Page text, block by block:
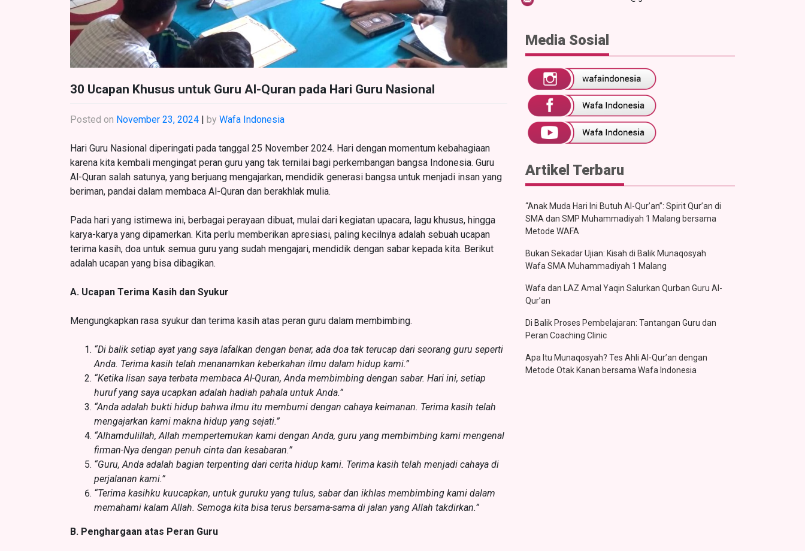
30 Ucapan Khusus untuk Guru Al-Quran pada Hari Guru Nasional
Posted on November 23, 2024 | by Wafa Indonesia
Hari Guru Nasional diperingati pada tanggal 25 November 2024. Hari dengan momentum kebahagiaan
karena kita kembali mengingat peran guru yang tak ternilai bagi perkembangan bangsa Indonesia. Guru
Al-Quran salah satunya, yang berjuang mengajarkan, mendidik generasi bangsa untuk menjadi insan yang
beriman, pandai dalam membaca Al-Quran dan berakhlak mulia.
Pada hari yang istimewa ini, berbagai perayaan dibuat, mulai dari kegiatan upacara, lagu khusus, hingga
karya-karya yang dipamerkan. Kita perlu memberikan apresiasi, paling kecilnya adalah sebuah ucapan
terima kasih, doa untuk semua guru yang sudah mengajari, mendidik dengan sabar kepada kita. Berikut
adalah ucapan yang bisa dibagikan.
A. Ucapan Terima Kasih dan Syukur
Mengungkapkan rasa syukur dan terima kasih atas peran guru dalam membimbing.
“Di balik setiap ayat yang saya lafalkan dengan benar, ada doa tak terucap dari seorang guru seperti
Anda. Terima kasih telah menanamkan keberkahan ilmu dalam hidup kami.”
“Ketika lisan saya terbata membaca Al-Quran, Anda membimbing dengan sabar. Hari ini, setiap
huruf yang saya ucapkan adalah hadiah pahala untuk Anda.”
“Anda adalah bukti hidup bahwa ilmu itu membumi dengan cahaya keimanan. Terima kasih telah
mengajarkan kami makna hidup yang sejati.”
“Alhamdulillah, Allah mempertemukan kami dengan Anda, guru yang membimbing kami mengenal
firman-Nya dengan penuh cinta dan kesabaran.”
“Guru, Anda adalah bagian terpenting dari cerita hidup kami. Terima kasih telah menjadi cahaya di
perjalanan kami.”
“Terima kasihku kuucapkan, untuk guruku yang tulus, sabar dan ikhlas membimbing kami dalam
memahami kalam Allah. Semoga kita bisa terus bersama-sama di jalan yang Allah takdirkan.”
B. Penghargaan atas Peran Guru
Media Sosial
Artikel Terbaru
“Anak Muda Hari Ini Butuh Al-Qur’an”: Spirit Qur’an di
SMA dan SMP Muhammadiyah 1 Malang bersama
Metode WAFA
Bukan Sekadar Ujian: Kisah di Balik Munaqosyah
Wafa SMA Muhammadiyah 1 Malang
Wafa dan LAZ Amal Yaqin Salurkan Qurban Guru Al-
Qur’an
Di Balik Proses Pembelajaran: Tantangan Guru dan
Peran Coaching Clinic
Apa Itu Munaqosyah? Tes Ahli Al-Qur’an dengan
Metode Otak Kanan bersama Wafa Indonesia